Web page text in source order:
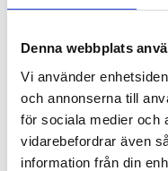
Denna webbplats
Vi använder
och annonserna till
för sociala medier och
vidarebefordrar även
information från din